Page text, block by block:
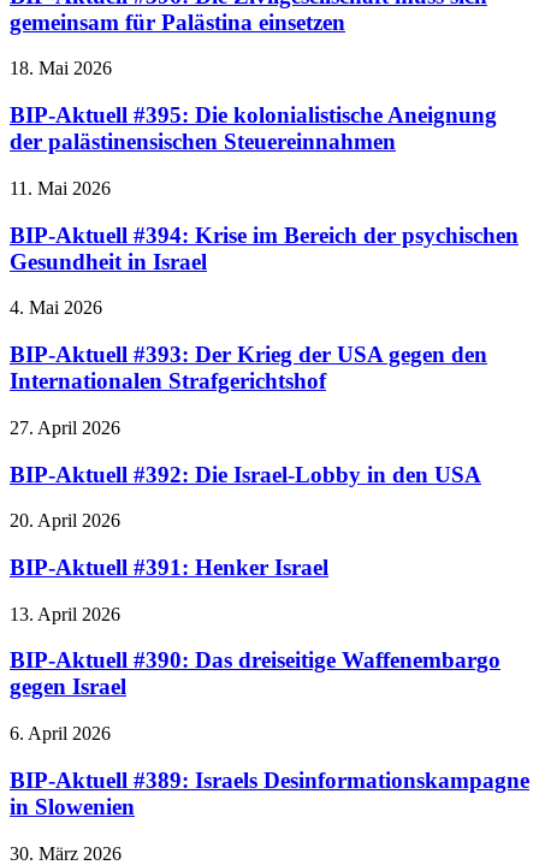
gemeinsam für Palästina einsetzen
18. Mai 2026
BIP-Aktuell #395: Die kolonialistische Aneignung
der palästinensischen Steuereinnahmen
11. Mai 2026
BIP-Aktuell #394: Krise im Bereich der psychischen
Gesundheit in Israel
4. Mai 2026
BIP-Aktuell #393: Der Krieg der USA gegen den
Internationalen Strafgerichtshof
27. April 2026
BIP-Aktuell #392: Die Israel-Lobby in den USA
20. April 2026
BIP-Aktuell #391: Henker Israel
13. April 2026
BIP-Aktuell #390: Das dreiseitige Waffenembargo
gegen Israel
6. April 2026
BIP-Aktuell #389: Israels Desinformationskampagne
in Slowenien
30. März 2026